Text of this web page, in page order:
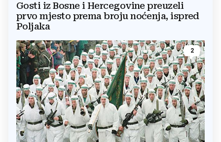
Gosti iz Bosne i Hercegovine preuzeli
prvo mjesto prema broju noćenja, ispred
Poljaka
2